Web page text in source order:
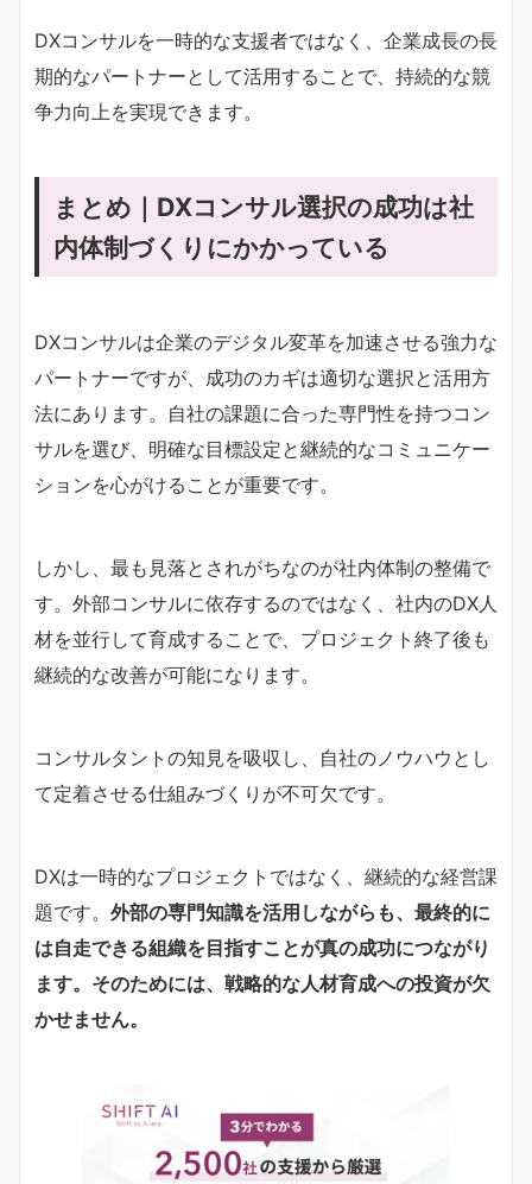
DXコンサルを一時的な支援者ではなく、企業成長の長
期的なパートナーとして活用することで、持続的な競
争力向上を実現できます。
まとめ｜DXコンサル選択の成功は社
内体制づくりにかかっている
DXコンサルは企業のデジタル変革を加速させる強力な
パートナーですが、成功のカギは適切な選択と活用方
法にあります。自社の課題に合った専門性を持つコン
サルを選び、明確な目標設定と継続的なコミュニケー
ションを心がけることが重要です。
しかし、最も見落とされがちなのが社内体制の整備で
す。外部コンサルに依存するのではなく、社内のDX人
材を並行して育成することで、プロジェクト終了後も
継続的な改善が可能になります。
コンサルタントの知見を吸収し、自社のノウハウとし
て定着させる仕組みづくりが不可欠です。
DXは一時的なプロジェクトではなく、継続的な経営課
題です。 外部の専門知識を活用しながらも、最終的に
は自走できる組織を目指すことが真の成功につながり
ます。そのためには、戦略的な人材育成への投資が欠
かせません。